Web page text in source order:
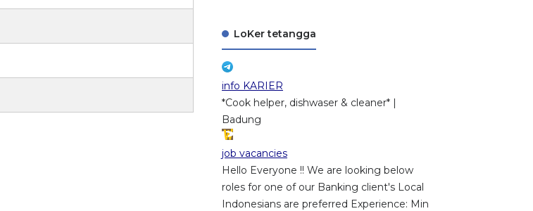
LoKer tetangga
info KARIER
*Cook helper, dishwaser & cleaner* |
Badung
job vacancies
Hello Everyone !! We are looking below
roles for one of our Banking client's Local
Indonesians are preferred Experience: Min